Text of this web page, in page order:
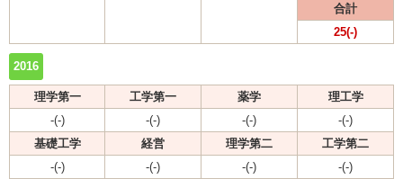
合計
25(-)
2016
理学第一 工学第一 薬学
理工学
-(-)
-(-) -(-)
-(-)
基礎工学
経営 理学第二
工学第二
-(-)
-(-) -(-)
-(-)